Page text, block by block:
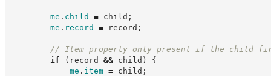
me . child = child ;
me . record = record ;
// Item property only present if the child
if
( record && child )
{
me . item = child ;